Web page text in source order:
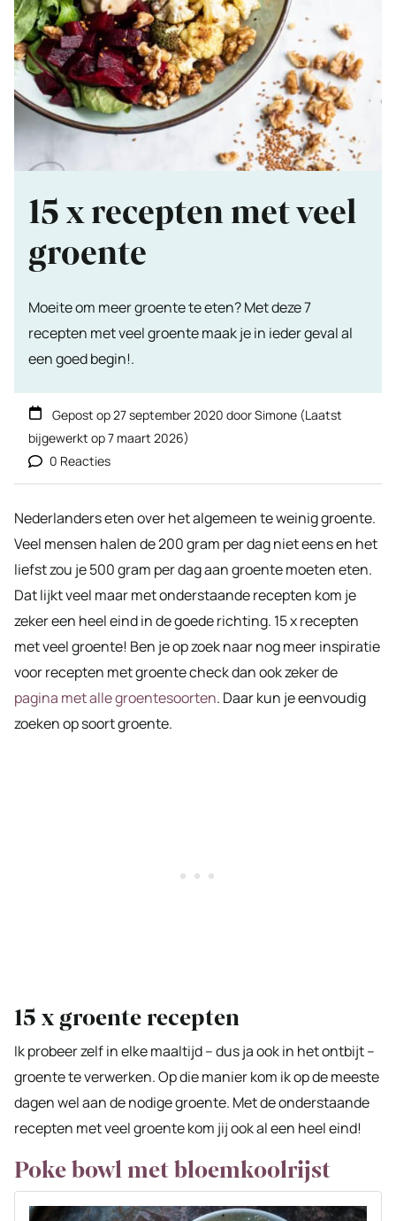
15 x recepten met veel
groente
Moeite om meer groente te eten? Met deze 7
recepten met veel groente maak je in ieder geval al
een goed begin!.
Gepost op27 september 2020 doorSimone (Laatst
bijgewerkt op7 maart 2026)
0 Reacties
Nederlanders eten over het algemeen te weinig groente.
Veel mensen halen de 200 gram per dag niet eens en het
liefst zou je 500 gram per dag aan groente moeten eten.
Dat lijkt veel maar met onderstaande recepten kom je
zeker een heel eind in de goede richting. 15 x recepten
met veel groente! Ben je op zoek naar nog meer inspiratie
voor recepten met groente check dan ook zeker de
pagina met alle groentesoorten. Daar kun je eenvoudig
zoeken op soort groente.
15 x groente recepten
Ik probeer zelf in elke maaltijd – dus ja ook in het ontbijt –
groente te verwerken. Op die manier kom ik op de meeste
dagen wel aan de nodige groente. Met de onderstaande
recepten met veel groente kom jij ook al een heel eind!
Poke bowl met bloemkoolrijst